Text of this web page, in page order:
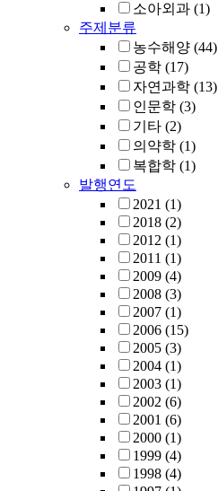
소아외과 (1)
주제분류
농수해양 (44)
공학 (17)
자연과학 (13)
인문학 (3)
기타 (2)
의약학 (1)
복합학 (1)
발행연도
2021 (1)
2018 (2)
2012 (1)
2011 (1)
2009 (4)
2008 (3)
2007 (1)
2006 (15)
2005 (3)
2004 (1)
2003 (1)
2002 (6)
2001 (6)
2000 (1)
1999 (4)
1998 (4)